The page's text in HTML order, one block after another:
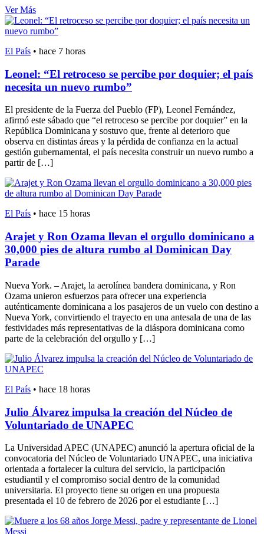
Ver Más
El País • hace 7 horas
Leonel: “El retroceso se percibe por doquier; el país
necesita un nuevo rumbo”
El presidente de la Fuerza del Pueblo (FP), Leonel Fernández,
afirmó este sábado que “el retroceso se percibe por doquier” en la
República Dominicana y sostuvo que, frente al deterioro que
observa en distintas áreas y la pérdida de confianza en la actual
gestión gubernamental, el país necesita construir un nuevo rumbo a
partir de […]
El País • hace 15 horas
Arajet y Ron Ozama llevan el orgullo dominicano a
30,000 pies de altura rumbo al Dominican Day
Parade
Nueva York. – Arajet, la aerolínea bandera dominicana, y Ron
Ozama unieron esfuerzos para ofrecer una experiencia
auténticamente dominicana a los pasajeros de un vuelo con destino a
Nueva York, convirtiendo el trayecto en una antesala de una de las
festividades más representativas de la diáspora dominicana como
parte de la celebración del orgullo y […]
El País • hace 18 horas
Julio Álvarez impulsa la creación del Núcleo de
Voluntariado de UNAPEC
La Universidad APEC (UNAPEC) anunció la apertura oficial de la
convocatoria del Núcleo de Voluntariado UNAPEC, una iniciativa
orientada a fortalecer la cultura del servicio, la participación
estudiantil y el compromiso social dentro de la comunidad
universitaria. El proyecto tiene su origen en una propuesta
presentada el 10 de febrero de 2026 por el estudiante […]